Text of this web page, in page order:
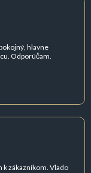
hlavne
Odporúčam.
k zákazníkom. Vlado